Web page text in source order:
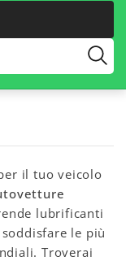
il tuo veicolo
lubrificanti
le più
Troverai